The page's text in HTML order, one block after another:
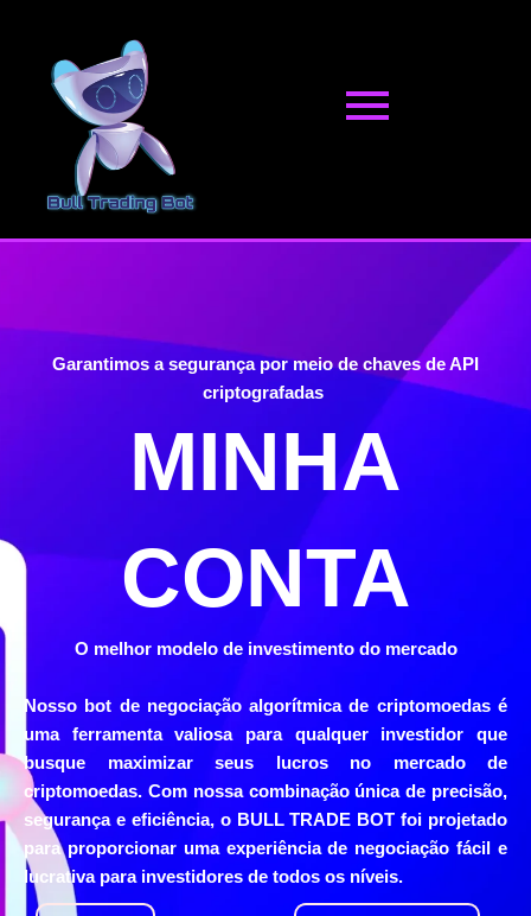
conteúdo
Garantimos a segurança por meio de chaves de API
criptografadas
MINHA
CONTA
O melhor modelo de investimento do mercado
Nosso bot de negociação algorítmica de criptomoedas é
uma ferramenta valiosa para qualquer investidor que
busque maximizar seus lucros no mercado de
criptomoedas. Com nossa combinação única de precisão,
segurança e eficiência, o BULL TRADE BOT foi projetado
para proporcionar uma experiência de negociação fácil e
lucrativa para investidores de todos os níveis.